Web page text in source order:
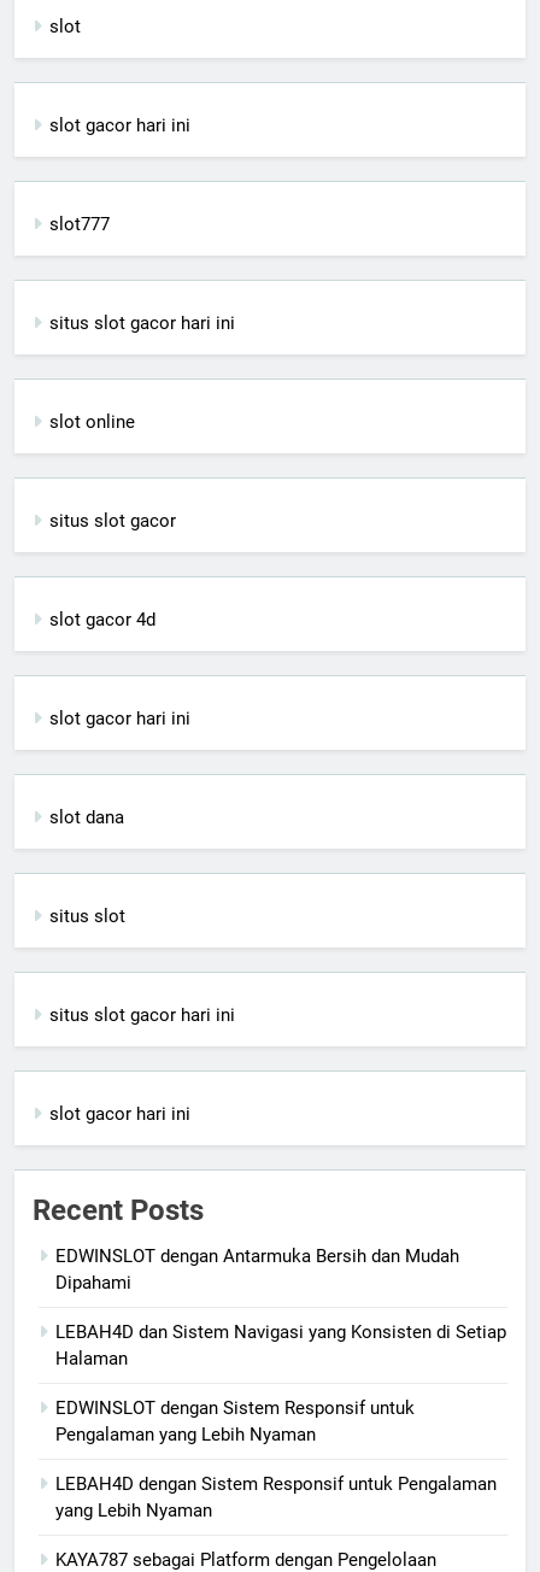
slot
slot gacor hari ini
slot777
situs slot gacor hari ini
slot online
situs slot gacor
slot gacor 4d
slot gacor hari ini
slot dana
situs slot
situs slot gacor hari ini
slot gacor hari ini
Recent Posts
EDWINSLOT dengan Antarmuka Bersih dan Mudah
Dipahami
LEBAH4D dan Sistem Navigasi yang Konsisten di Setiap
Halaman
EDWINSLOT dengan Sistem Responsif untuk
Pengalaman yang Lebih Nyaman
LEBAH4D dengan Sistem Responsif untuk Pengalaman
yang Lebih Nyaman
KAYA787 sebagai Platform dengan Pengelolaan